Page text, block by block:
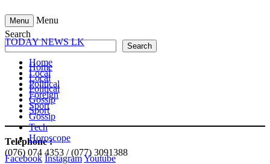
Menu Menu
TODAY NEWS LK
Home
Local
Political
Foreign
Sport
Gossip
Tech
Horoscope
Facebook InstagramYoutube
Search
Search
Home
Local
Political
Gossip
Sport
Telephone :
(076) 074 4353 / (077) 3091388